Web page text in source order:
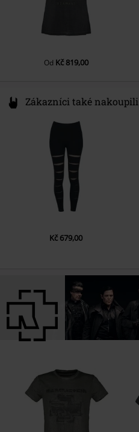
Od Kč 819,00
Zákazníci také nakoupili
Kč 679,00